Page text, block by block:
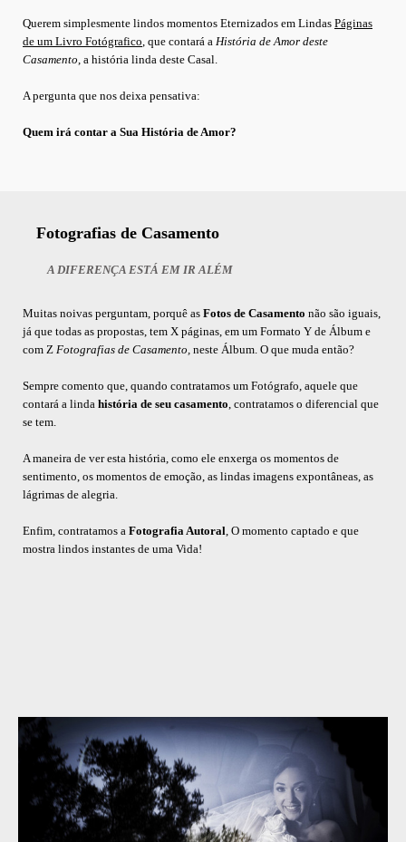
Querem simplesmente lindos momentos Eternizados em Lindas Páginas
de um Livro Fotógrafico , que contará a História de Amor deste
Casamento , a história linda deste Casal.
A pergunta que nos deixa pensativa:
Quem irá contar a Sua História de Amor?
Fotografias de Casamento
A DIFERENÇA ESTÁ EM IR ALÉM
Muitas noivas perguntam, porquê as Fotos de Casamento não são iguais,
já que todas as propostas, tem X páginas, em um Formato Y de Álbum e
com Z Fotografias de Casamento, neste Álbum. O que muda então?
Sempre comento que, quando contratamos um Fotógrafo, aquele que
contará a linda história de seu casamento , contratamos o diferencial que
se tem.
A maneira de ver esta história, como ele enxerga os momentos de
sentimento, os momentos de emoção, as lindas imagens expontâneas, as
lágrimas de alegria.
Enfim, contratamos a Fotografia Autoral , O momento captado e que
mostra lindos instantes de uma Vida!